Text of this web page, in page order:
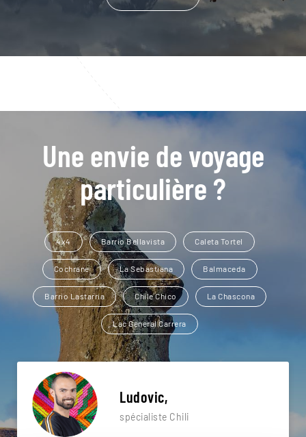
Une envie de voyage
particulière ?
4x4 Barrio Bellavista Caleta Tortel
Cochrane La Sebastiana Balmaceda
Barrio Lastarria Chile Chico La Chascona
Lac General Carrera
Ludovic,
spécialiste Chili